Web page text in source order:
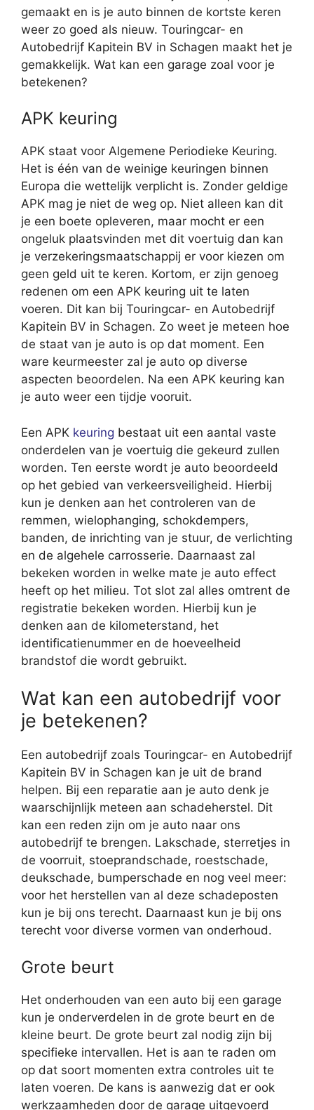
gemaakt en is je auto binnen de kortste keren
weer zo goed als nieuw. Touringcar- en
Autobedrijf Kapitein BV in Schagen maakt het je
gemakkelijk. Wat kan een garage zoal voor je
betekenen?
APK keuring
APK staat voor Algemene Periodieke Keuring.
Het is één van de weinige keuringen binnen
Europa die wettelijk verplicht is. Zonder geldige
APK mag je niet de weg op. Niet alleen kan dit
je een boete opleveren, maar mocht er een
ongeluk plaatsvinden met dit voertuig dan kan
je verzekeringsmaatschappij er voor kiezen om
geen geld uit te keren. Kortom, er zijn genoeg
redenen om een APK keuring uit te laten
voeren. Dit kan bij Touringcar- en Autobedrijf
Kapitein BV in Schagen. Zo weet je meteen hoe
de staat van je auto is op dat moment. Een
ware keurmeester zal je auto op diverse
aspecten beoordelen. Na een APK keuring kan
je auto weer een tijdje vooruit.
Een APK keuring bestaat uit een aantal vaste
onderdelen van je voertuig die gekeurd zullen
worden. Ten eerste wordt je auto beoordeeld
op het gebied van verkeersveiligheid. Hierbij
kun je denken aan het controleren van de
remmen, wielophanging, schokdempers,
banden, de inrichting van je stuur, de verlichting
en de algehele carrosserie. Daarnaast zal
bekeken worden in welke mate je auto effect
heeft op het milieu. Tot slot zal alles omtrent de
registratie bekeken worden. Hierbij kun je
denken aan de kilometerstand, het
identificatienummer en de hoeveelheid
brandstof die wordt gebruikt.
Wat kan een autobedrijf voor
je betekenen?
Een autobedrijf zoals Touringcar- en Autobedrijf
Kapitein BV in Schagen kan je uit de brand
helpen. Bij een reparatie aan je auto denk je
waarschijnlijk meteen aan schadeherstel. Dit
kan een reden zijn om je auto naar ons
autobedrijf te brengen. Lakschade, sterretjes in
de voorruit, stoeprandschade, roestschade,
deukschade, bumperschade en nog veel meer:
voor het herstellen van al deze schadeposten
kun je bij ons terecht. Daarnaast kun je bij ons
terecht voor diverse vormen van onderhoud.
Grote beurt
Het onderhouden van een auto bij een garage
kun je onderverdelen in de grote beurt en de
kleine beurt. De grote beurt zal nodig zijn bij
specifieke intervallen. Het is aan te raden om
op dat soort momenten extra controles uit te
laten voeren. De kans is aanwezig dat er ook
werkzaamheden door de garage uitgevoerd